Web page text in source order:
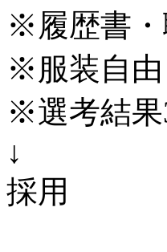
※履歴書・
※服装自由
※選考結果
↓
採用